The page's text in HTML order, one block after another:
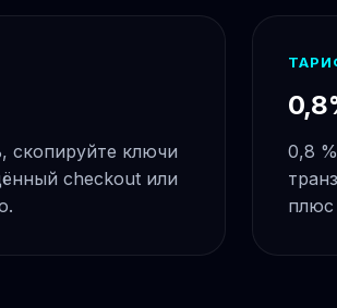
скопируйте ключи
checkout или
0,8
плюс